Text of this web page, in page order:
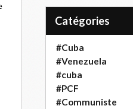
Catégories
#Cuba
#Venezuela
#cuba
#PCF
#Communiste